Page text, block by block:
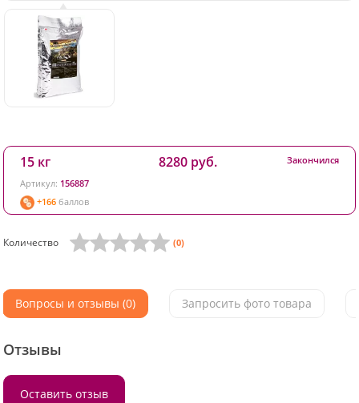
15 кг
Артикул: 156887
+166 баллов
8280 руб. Закончился
Количество (0)
Вопросы и отзывы (0) Запросить фото товара
Отзывы
Оставить отзыв